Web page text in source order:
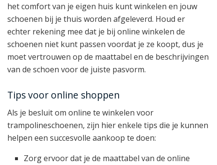
het comfort van je eigen huis kunt winkelen en jouw
schoenen bij je thuis worden afgeleverd. Houd er
echter rekening mee dat je bij online winkelen de
schoenen niet kunt passen voordat je ze koopt, dus je
moet vertrouwen op de maattabel en de beschrijvingen
van de schoen voor de juiste pasvorm.
Tips voor online shoppen
Als je besluit om online te winkelen voor
trampolineschoenen, zijn hier enkele tips die je kunnen
helpen een succesvolle aankoop te doen:
Zorg ervoor dat je de maattabel van de online